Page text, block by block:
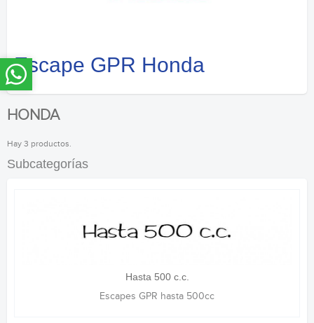
Escape GPR Honda
HONDA
Hay 3 productos.
Subcategorías
Hasta 500 c.c.
Escapes GPR hasta 500cc